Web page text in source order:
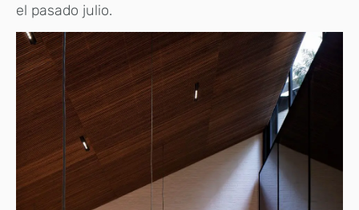
el pasado julio.